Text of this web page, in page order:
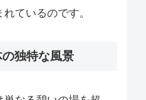
ているのです。
独特な風景